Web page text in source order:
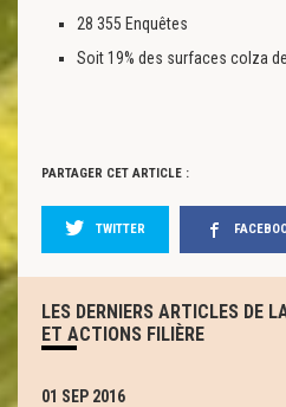
28 355 Enquêtes
Soit 19% des surfaces colza
PARTAGER CET ARTICLE :
TWITTER
LES DERNIERS ARTICLES DE
ET ACTIONS FILIÈRE
01 SEP 2016